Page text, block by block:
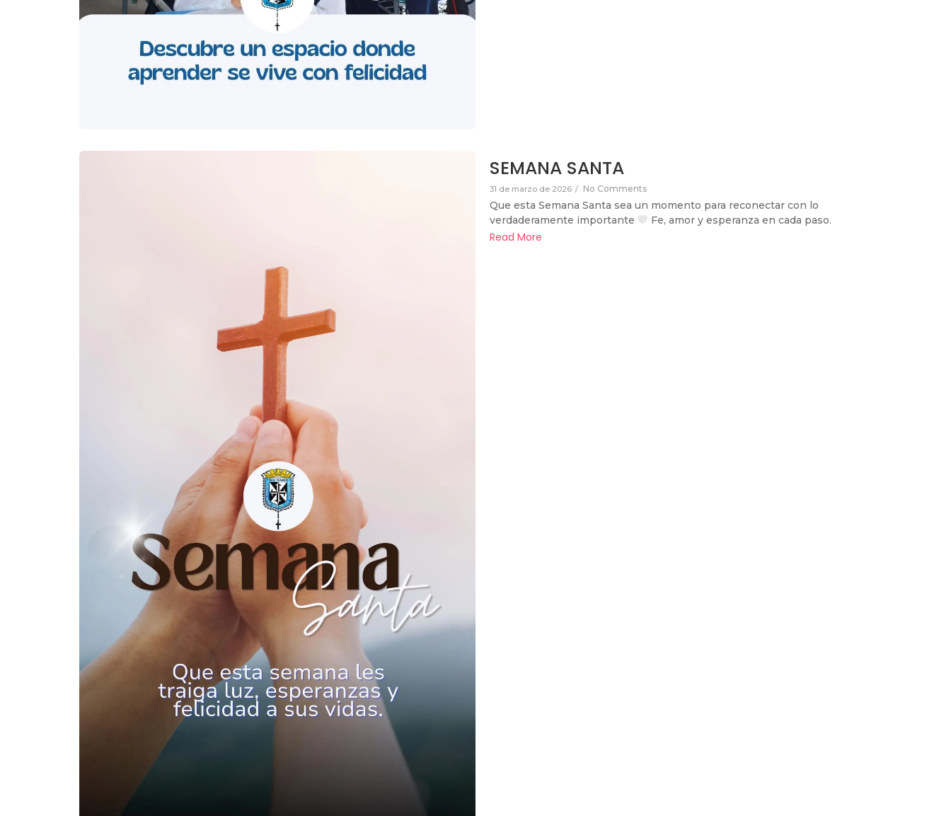
SEMANA SANTA
31 de marzo de 2026 / No Comments
Que esta Semana Santa sea un momento para reconectar con lo
verdaderamente importante
Fe, amor y esperanza en cada paso.
Read More